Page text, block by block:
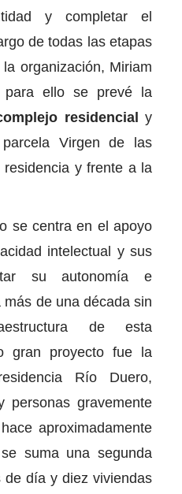
y completar el
de todas las etapas
organización, Miriam
para ello se prevé la
residencial y
Virgen de las
y frente a la
se centra en el apoyo
intelectual y sus
su autonomía e
de una década sin
de esta
gran proyecto fue la
Río Duero,
personas gravemente
aproximadamente
suma una segunda
de día y diez viviendas